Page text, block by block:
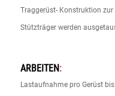
Traggerüst- Konstruktion
Stützträger werden
ARBEITEN:
Lastaufnahme pro Gerüst